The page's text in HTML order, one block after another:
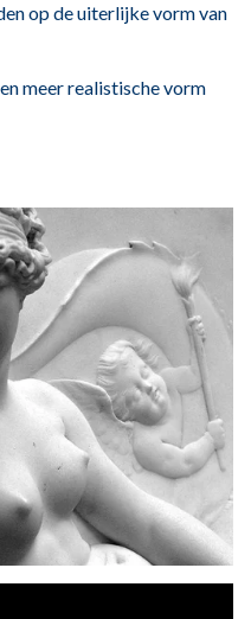
op de uiterlijke vorm van
meer realistische vorm